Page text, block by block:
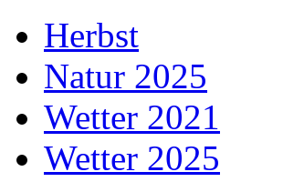
Herbst
Natur 2025
Wetter 2021
Wetter 2025